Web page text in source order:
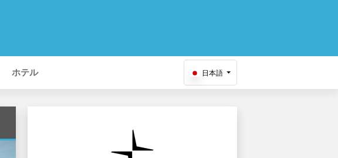
ホテル 日本語